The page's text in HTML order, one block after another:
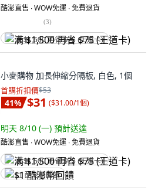
酷澎直售 ∙ WOW免運 ∙ 免費退貨
(3)
满 $1,500 再省 $75 (王道卡)
小麥購物 加長伸縮分隔板, 白色, 1個
首購折扣價$53
41% $31 ($31.00/1個)
明天 8/10 (一) 預計送達
酷澎直售 ∙ WOW免運 ∙ 免費退貨
满 $1,500 再省 $75 (王道卡)
$1 酷澎幣回饋